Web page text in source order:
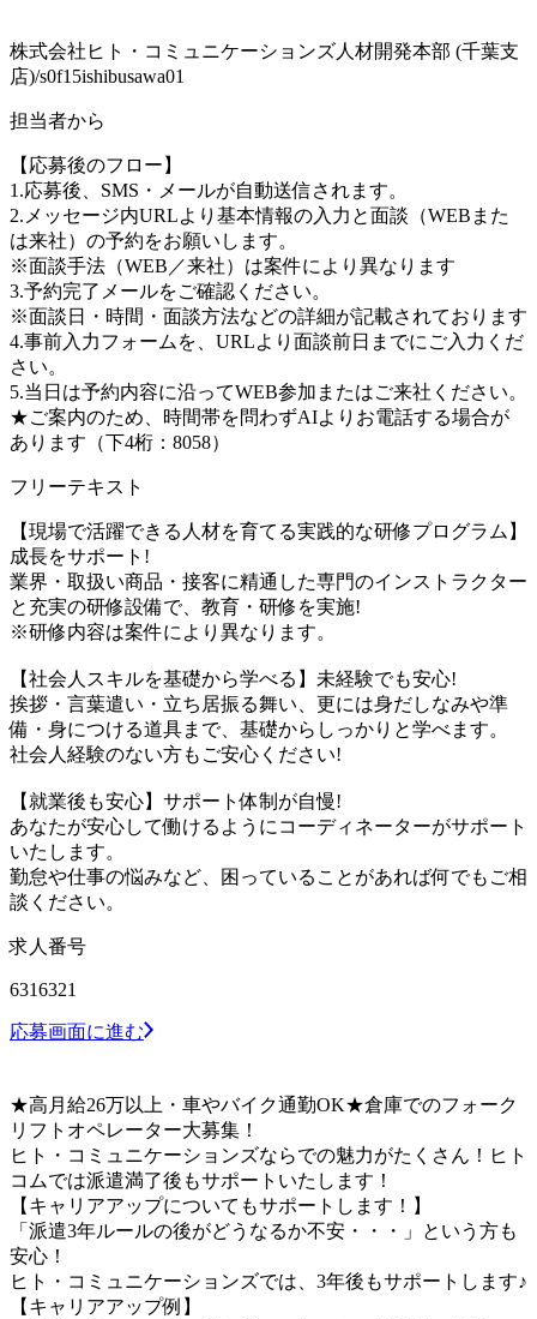
株式会社ヒト・コミュニケーションズ人材開発本部 (千葉支
店)/s0f15ishibusawa01
担当者から
【応募後のフロー】
1.応募後、SMS・メールが自動送信されます。
2.メッセージ内URLより基本情報の入力と面談（WEBまた
は来社）の予約をお願いします。
※面談手法（WEB／来社）は案件により異なります
3.予約完了メールをご確認ください。
※面談日・時間・面談方法などの詳細が記載されております
4.事前入力フォームを、URLより面談前日までにご入力くだ
さい。
5.当日は予約内容に沿ってWEB参加またはご来社ください。
★ご案内のため、時間帯を問わずAIよりお電話する場合が
あります（下4桁：8058）
フリーテキスト
【現場で活躍できる人材を育てる実践的な研修プログラム】
成長をサポート!
業界・取扱い商品・接客に精通した専門のインストラクター
と充実の研修設備で、教育・研修を実施!
※研修内容は案件により異なります。
【社会人スキルを基礎から学べる】未経験でも安心!
挨拶・言葉遣い・立ち居振る舞い、更には身だしなみや準
備・身につける道具まで、基礎からしっかりと学べます。
社会人経験のない方もご安心ください!
【就業後も安心】サポート体制が自慢!
あなたが安心して働けるようにコーディネーターがサポート
いたします。
勤怠や仕事の悩みなど、困っていることがあれば何でもご相
談ください。
求人番号
6316321
応募画面に進む
★高月給26万以上・車やバイク通勤OK★倉庫でのフォーク
リフトオペレーター大募集！
ヒト・コミュニケーションズならでの魅力がたくさん！ヒト
コムでは派遣満了後もサポートいたします！
【キャリアアップについてもサポートします！】
「派遣3年ルールの後がどうなるか不安・・・」という方も
安心！
ヒト・コミュニケーションズでは、3年後もサポートします♪
【キャリアアップ例】